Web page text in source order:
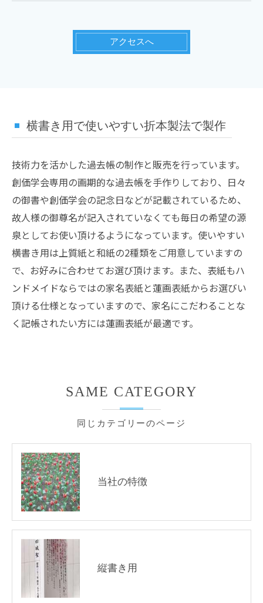
アクセスへ
横書き用で使いやすい折本製法で製作
技術力を活かした過去帳の制作と販売を行っています。
創価学会専用の画期的な過去帳を手作りしており、日々
の御書や創価学会の記念日などが記載されているため、
故人様の御尊名が記入されていなくても毎日の希望の源
泉としてお使い頂けるようになっています。使いやすい
横書き用は上質紙と和紙の2種類をご用意していますの
で、お好みに合わせてお選び頂けます。また、表紙もハ
ンドメイドならではの家名表紙と蓮画表紙からお選びい
頂ける仕様となっていますので、家名にこだわることな
く記帳されたい方には蓮画表紙が最適です。
同じカテゴリーのページ
SAME CATEGORY
当社の特徴
縦書き用